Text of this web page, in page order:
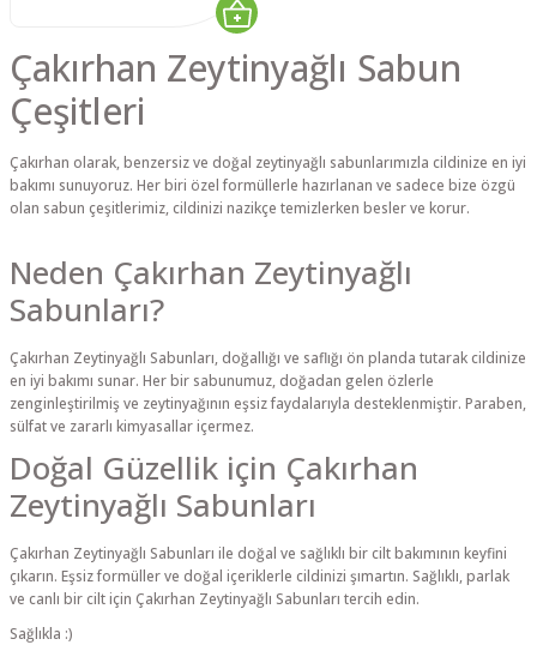
Çakırhan Zeytinyağlı Sabun
Çeşitleri
Çakırhan olarak, benzersiz ve doğal zeytinyağlı sabunlarımızla cildinize en iyi
bakımı sunuyoruz. Her biri özel formüllerle hazırlanan ve sadece bize özgü
olan sabun çeşitlerimiz, cildinizi nazikçe temizlerken besler ve korur.
Neden Çakırhan Zeytinyağlı
Sabunları?
Çakırhan Zeytinyağlı Sabunları, doğallığı ve saflığı ön planda tutarak cildinize
en iyi bakımı sunar. Her bir sabunumuz, doğadan gelen özlerle
zenginleştirilmiş ve zeytinyağının eşsiz faydalarıyla desteklenmiştir. Paraben,
sülfat ve zararlı kimyasallar içermez.
Doğal Güzellik için Çakırhan
Zeytinyağlı Sabunları
Çakırhan Zeytinyağlı Sabunları ile doğal ve sağlıklı bir cilt bakımının keyfini
çıkarın. Eşsiz formüller ve doğal içeriklerle cildinizi şımartın. Sağlıklı, parlak
ve canlı bir cilt için Çakırhan Zeytinyağlı Sabunları tercih edin.
Sağlıkla :)